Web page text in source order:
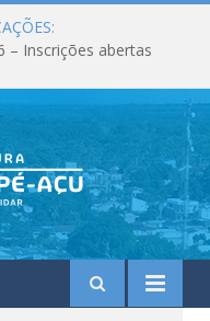
– Inscrições abertas